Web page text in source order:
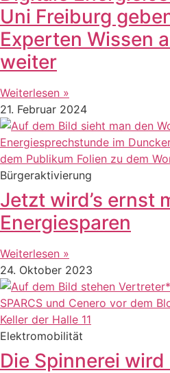
Uni Freiburg
Experten Wissen
weiter
Weiterlesen »
21. Februar 2024
Bürgeraktivierung
Jetzt wird’s ernst
Energiesparen
Weiterlesen »
24. Oktober 2023
Elektromobilität
Die Spinnerei